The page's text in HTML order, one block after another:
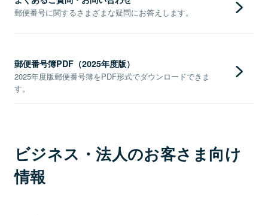
郵便番号に関するさまざまな疑問にお答えします。
郵便番号簿PDF（2025年度版）
2025年度版郵便番号簿をPDF形式でダウンロードできま
す。
ビジネス・法人のお客さま向け
情報